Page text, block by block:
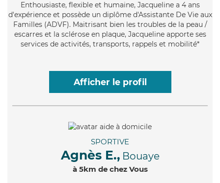
Enthousiaste, flexible et humaine, Jacqueline a 4 ans
d'expérience et possède un diplôme d'Assistante De Vie aux
Familles (ADVF). Maitrisant bien les troubles de la peau /
escarres et la sclérose en plaque, Jacqueline apporte ses
services de activités, transports, rappels et mobilité*
Afficher le profil
SPORTIVE
Agnès E., Bouaye
à 5km de chez Vous